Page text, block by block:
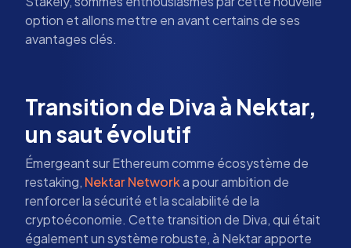
option et allons mettre en avant certains de ses
avantages clés.
Transition de Diva à Nektar,
un saut évolutif
Émergeant sur Ethereum comme écosystème de
restaking, Nektar Networka pour ambition de
renforcer la sécurité et la scalabilité de la
cryptoéconomie. Cette transition de Diva, qui était
également un système robuste, à Nektar apporte